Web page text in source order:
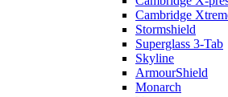
Cambridge
Stormshield
Superglass 3-Tab
Skyline
ArmourShield
Monarch